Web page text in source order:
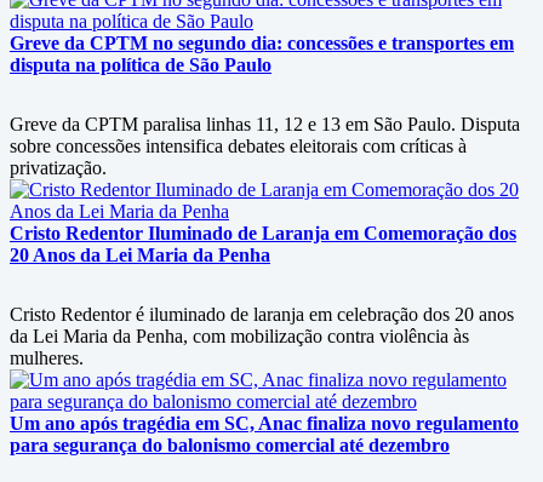
Greve da CPTM no segundo dia: concessões e transportes em
disputa na política de São Paulo
Greve da CPTM paralisa linhas 11, 12 e 13 em São Paulo. Disputa
sobre concessões intensifica debates eleitorais com críticas à
privatização.
Cristo Redentor Iluminado de Laranja em Comemoração dos
20 Anos da Lei Maria da Penha
Cristo Redentor é iluminado de laranja em celebração dos 20 anos
da Lei Maria da Penha, com mobilização contra violência às
mulheres.
Um ano após tragédia em SC, Anac finaliza novo regulamento
para segurança do balonismo comercial até dezembro